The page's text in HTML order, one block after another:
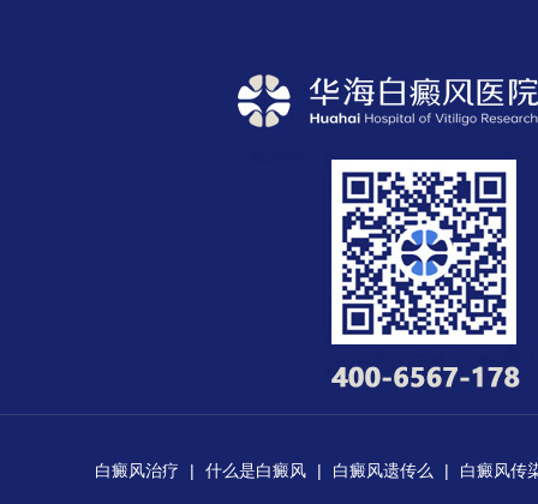
白癜风治疗 | 什么是白癜风 | 白癜风遗传么 | 白癜风传